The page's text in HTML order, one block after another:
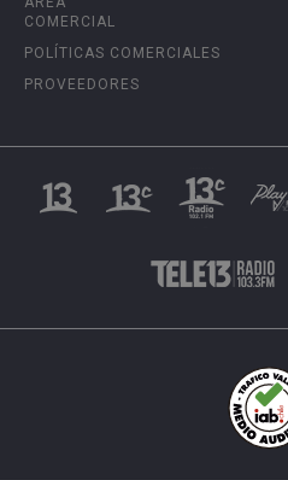
COMERCIAL
POLÍTICAS COMERCIALES
PROVEEDORES